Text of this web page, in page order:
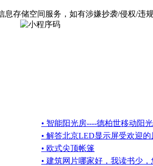
存储空间服务，如有涉嫌抄袭/侵权/违
• 智能阳光房----德柏世移动阳
• 解答北京LED显示屏受欢迎的
• 欧式尖顶帐篷
• 建筑网片哪家好，我读书少